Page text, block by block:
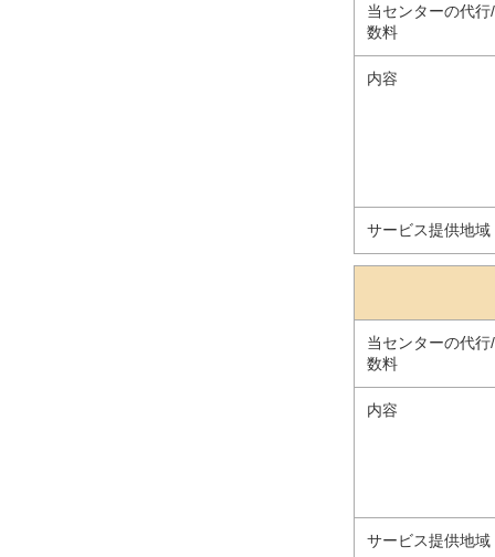
当センターの代
数料
内容
サービス提供地域
当センターの代
数料
内容
サービス提供地域